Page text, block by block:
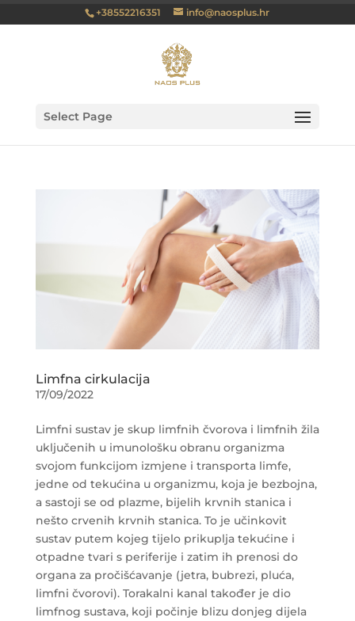
+38552216351 info@naosplus.hr
Select Page
Limfna cirkulacija
17/09/2022
Limfni sustav je skup limfnih čvorova i limfnih žila
uključenih u imunološku obranu organizma
svojom funkcijom izmjene i transporta limfe,
jedne od tekućina u organizmu, koja je bezbojna,
a sastoji se od plazme, bijelih krvnih stanica i
nešto crvenih krvnih stanica. To je učinkovit
sustav putem kojeg tijelo prikuplja tekućine i
otpadne tvari s periferije i zatim ih prenosi do
organa za pročišćavanje (jetra, bubrezi, pluća,
limfni čvorovi). Torakalni kanal također je dio
limfnog sustava, koji počinje blizu donjeg dijela